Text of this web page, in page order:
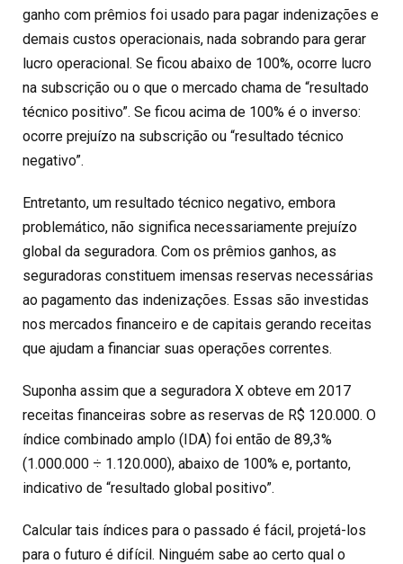
ganho com prêmios foi usado para pagar indenizações e
demais custos operacionais, nada sobrando para gerar
lucro operacional. Se ficou abaixo de 100%, ocorre lucro
na subscrição ou o que o mercado chama de “resultado
técnico positivo”. Se ficou acima de 100% é o inverso:
ocorre prejuízo na subscrição ou “resultado técnico
negativo”.
Entretanto, um resultado técnico negativo, embora
problemático, não significa necessariamente prejuízo
global da seguradora. Com os prêmios ganhos, as
seguradoras constituem imensas reservas necessárias
ao pagamento das indenizações. Essas são investidas
nos mercados financeiro e de capitais gerando receitas
que ajudam a financiar suas operações correntes.
Suponha assim que a seguradora X obteve em 2017
receitas financeiras sobre as reservas de R$ 120.000. O
índice combinado amplo (IDA) foi então de 89,3%
(1.000.000 ÷ 1.120.000), abaixo de 100% e, portanto,
indicativo de “resultado global positivo”.
Calcular tais índices para o passado é fácil, projetá-los
para o futuro é difícil. Ninguém sabe ao certo qual o